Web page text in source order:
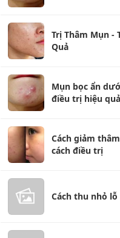
Trị Thâm Mụn -
Quả
Mụn bọc ẩn
điều trị hiệu quả
Cách giảm
cách điều trị
Cách thu nhỏ